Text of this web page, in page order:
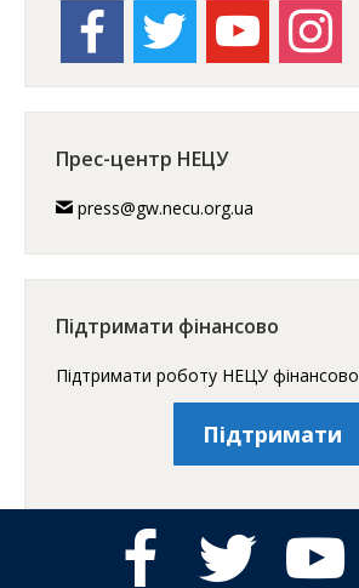
facebook twitter youtube instagram
Прес-центр НЕЦУ
press@gw.necu.org.ua
Підтримати фінансово
Підтримати роботу НЕЦУ фінансово
Підтримати
facebook twitter youtube